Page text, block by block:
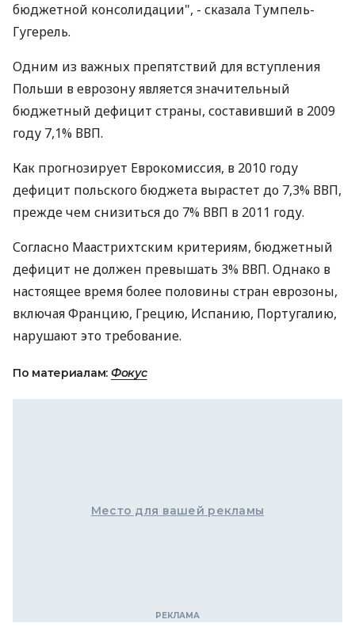
бюджетной консолидации", - сказала Тумпель-
Гугерель.
Одним из важных препятствий для вступления
Польши в еврозону является значительный
бюджетный дефицит страны, составивший в 2009
году 7,1% ВВП.
Как прогнозирует Еврокомиссия, в 2010 году
дефицит польского бюджета вырастет до 7,3% ВВП,
прежде чем снизиться до 7% ВВП в 2011 году.
Согласно Маастрихтским критериям, бюджетный
дефицит не должен превышать 3% ВВП. Однако в
настоящее время более половины стран еврозоны,
включая Францию, Грецию, Испанию, Португалию,
нарушают это требование.
По материалам: Фокус
Место для вашей рекламы